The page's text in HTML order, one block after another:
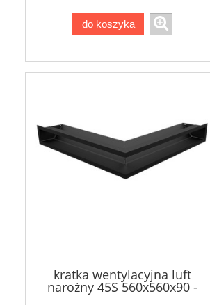
do koszyka
kratka wentylacyjna luft
narożny 45S 560x560x90 -
kolor czarny